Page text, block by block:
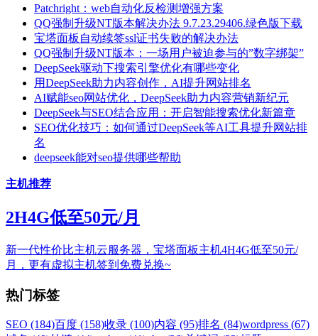
Patchright：web自动化反检测增强方案
QQ强制升级NT版本解决办法 9.7.23.29406.绿色版下载
宝塔面板自动续签ssl证书失败的解决办法
QQ强制升级NT版本：一场用户被迫参与的”数字绑架”
DeepSeek驱动下搜索引擎优化有哪些变化
用DeepSeek助力内容创作，AI提升网站排名
AI赋能seo网站优化，DeepSeek助力内容营销新纪元
DeepSeek与SEO结合应用：开启智能搜索优化新篇章
SEO优化技巧：如何通过DeepSeek等AI工具提升网站排
名
deepseek能对seo提供哪些帮助
主机推荐
2H4G低至50元/月
新一代性价比主机云服务器，宝塔面板主机4H4G低至50元/
月，更有虚拟主机签到免费兑换~
热门标签
SEO (184)百度 (158)收录 (100)内容 (95)排名 (84)wordpress (67)